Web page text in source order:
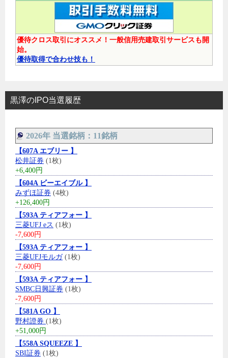
優待クロス取引にオススメ！一般信用売建取引サービスも開
始。
優待取得で合わせ技も！
黒澤のIPO当選履歴
2026年 当選銘柄：11銘柄
【607A エブリー 】
松井証券 (1枚)
+6,400円
【604A ビーエイブル 】
みずほ証券 (4枚)
+126,400円
【593A ティアフォー 】
三菱UFJ eス (1枚)
-7,600円
【593A ティアフォー 】
三菱UFJモルガ(1枚)
-7,600円
【593A ティアフォー 】
SMBC日興証券 (1枚)
-7,600円
【581A GO 】
野村證券 (1枚)
+51,000円
【558A SQUEEZE 】
SBI証券 (1枚)